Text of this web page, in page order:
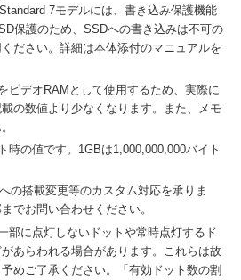
7モデルには、書き込み保護機能
保護のため、SSDへの書き込みは不可の
ださい。詳細は本体添付のマニュアルを
ビデオRAMとして使用するため、実際に
の数値より少なくなります。また、メモ
時の値です。1GBは1,000,000,000バイト
の搭載変更等のカスタム対応を承りま
でお問い合わせください。
部に点灯しないドットや常時点灯するド
あらわれる場合があります。これらは故
めご了承ください。「有効ドット数の割